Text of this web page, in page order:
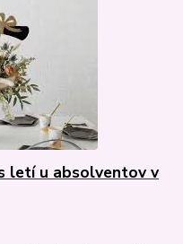
letí u absolventov v